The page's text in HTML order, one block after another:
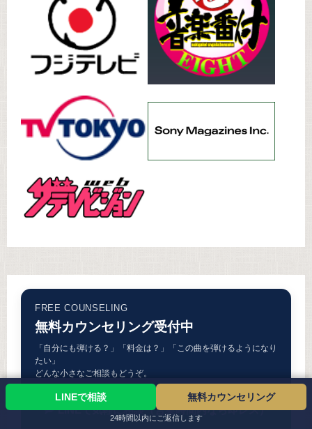
FREE COUNSELING
無料カウンセリング受付中
「自分にも弾ける？」「料金は？」「この曲を弾けるようになり
たい」
どんな小さなご相談もどうぞ。
LINEで気軽に相談（営業時間内なら即レス）
LINEで相談 無料カウンセリング
24時間以内にご返信します